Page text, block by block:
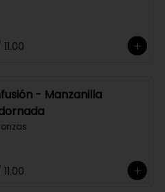
- Manzanilla
onzas